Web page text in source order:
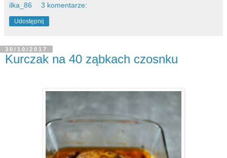
ilka_86 3 komentarze:
Udostępnij
30/10/2017
Kurczak na 40 ząbkach czosnku